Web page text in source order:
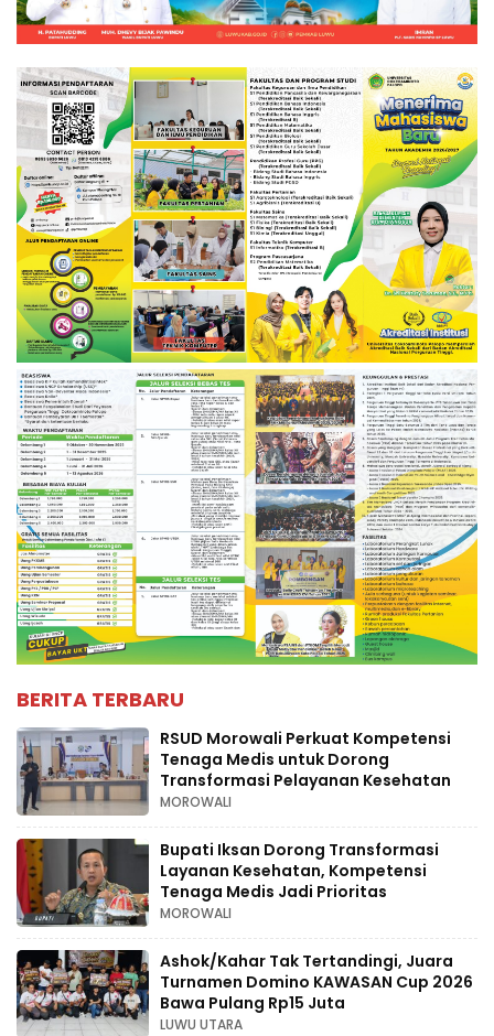
BERITA TERBARU
RSUD Morowali Perkuat Kompetensi
Tenaga Medis untuk Dorong
Transformasi Pelayanan Kesehatan
MOROWALI
Bupati Iksan Dorong Transformasi
Layanan Kesehatan, Kompetensi
Tenaga Medis Jadi Prioritas
MOROWALI
Ashok/Kahar Tak Tertandingi, Juara
Turnamen Domino KAWASAN Cup 2026
Bawa Pulang Rp15 Juta
LUWU UTARA